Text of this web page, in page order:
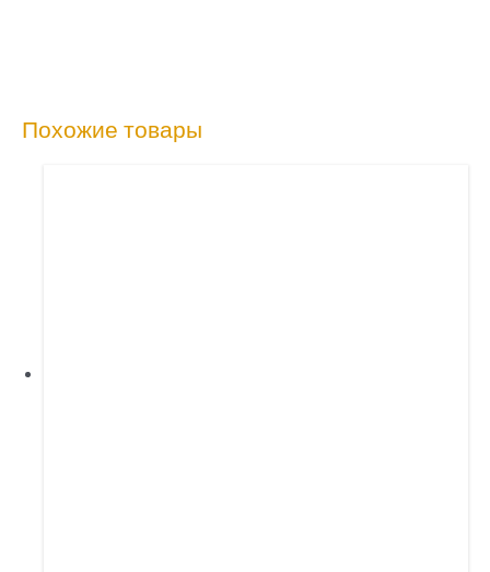
Похожие товары